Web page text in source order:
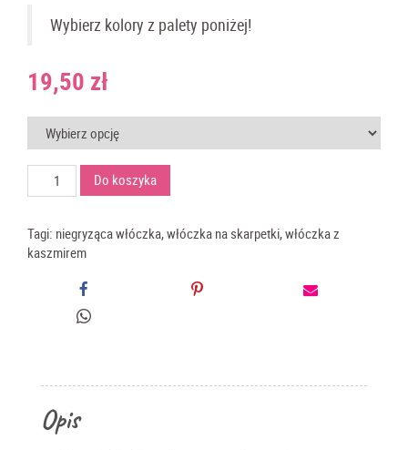
Wybierz kolory z palety poniżej!
19,50 zł
włóczka
z
kaszmirem
Do koszyka
Tagi: niegryząca włóczka,włóczka na skarpetki,włóczka z
kaszmirem
Opis